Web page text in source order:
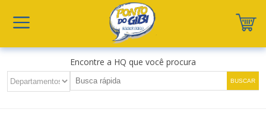
Encontre a HQ que você procura